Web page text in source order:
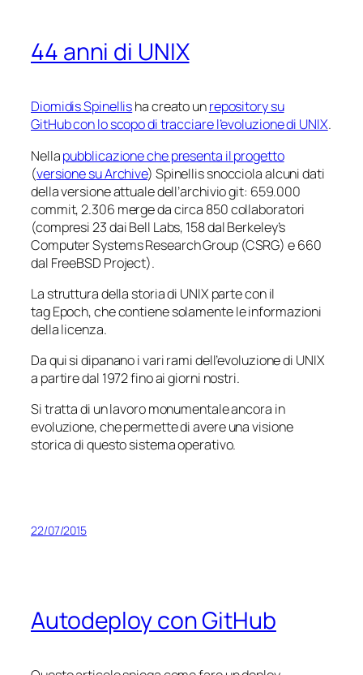
44 anni di UNIX
Diomidis Spinellisha creato unrepository su
GitHub con lo scopo di tracciare l’evoluzione di UNIX.
Nellapubblicazione che presenta il progetto
(versione su Archive) Spinellis snocciola alcuni dati
della versione attuale dell’archivio git: 659.000
commit, 2.306 merge da circa 850 collaboratori
(compresi 23 dai Bell Labs, 158 dal Berkeley’s
Computer Systems Research Group (CSRG) e 660
dal FreeBSD Project).
La struttura della storia di UNIX parte con il
tagEpoch, che contiene solamente le informazioni
della licenza.
Da qui si dipanano i vari rami dell’evoluzione di UNIX
a partire dal 1972 fino ai giorni nostri.
Si tratta di un lavoro monumentale ancora in
evoluzione, che permette di avere una visione
storica di questo sistema operativo.
22/07/2015
Autodeploy con GitHub